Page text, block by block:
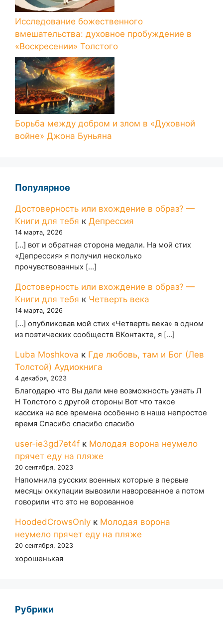
Исследование божественного
вмешательства: духовное пробуждение в
«Воскресении» Толстого
Борьба между добром и злом в «Духовной
войне» Джона Буньяна
Популярное
Достоверность или вхождение в образ? —
Книги для тебя к Депрессия
14 марта, 2026
[…] вот и обратная сторона медали. На мой стих
«Депрессия» я получил несколько
прочувствованных […]
Достоверность или вхождение в образ? —
Книги для тебя к Четверть века
14 марта, 2026
[…] опубликовав мой стих «Четверть века» в одном
из поэтических сообществ ВКонтакте, я […]
Luba Moshkova к Где любовь, там и Бог (Лев
Толстой) Аудиокнига
4 декабря, 2023
Благодарю что Вы дали мне возможность узнать Л
Н Толстого с другой стороны Вот что такое
кассика на все времена особенно в наше непростое
время Спасибо спасибо спасибо
user-ie3gd7et4f к Молодая ворона неумело
прячет еду на пляже
20 сентября, 2023
Напомнила русских военных которые в первые
месяцы оккупации вывозили наворованное а потом
говорили что это не ворованное
HoodedCrowsOnly к Молодая ворона
неумело прячет еду на пляже
20 сентября, 2023
хорошенькая
Рубрики